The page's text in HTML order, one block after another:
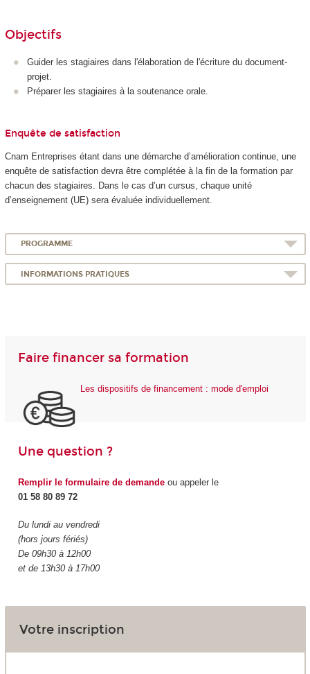
Objectifs
Guider les stagiaires dans l'élaboration de l'écriture du document-
projet.
Préparer les stagiaires à la soutenance orale.
Enquête de satisfaction
Cnam Entreprises étant dans une démarche d’amélioration continue, une
enquête de satisfaction devra être complétée à la fin de la formation par
chacun des stagiaires. Dans le cas d’un cursus, chaque unité
d’enseignement (UE) sera évaluée individuellement.
PROGRAMME
INFORMATIONS PRATIQUES
Faire financer sa formation
Les dispositifs de financement : mode d'emploi
Une question ?
Remplir le formulaire de demandeou appeler le
01 58 80 89 72
Du lundi au vendredi
(hors jours fériés)
De 09h30 à 12h00
et de 13h30 à 17h00
Votre inscription